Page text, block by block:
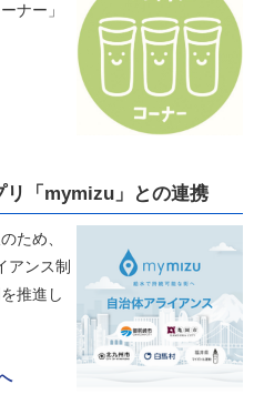
ナー」
リ「mymizu」との連携
ため、
アンス制
推進し